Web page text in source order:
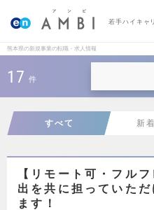
若手ハイキャ
熊本県の新規事業の転職・求人情報
17 件
すべて 新
【リモート可・フル
出を共に担っていた
ます！